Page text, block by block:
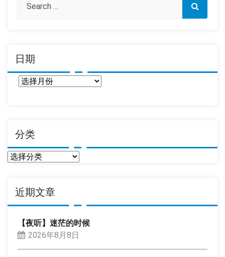
日期
分类
分
近期文章
【夜听】迷茫的时候
2026年8月8日